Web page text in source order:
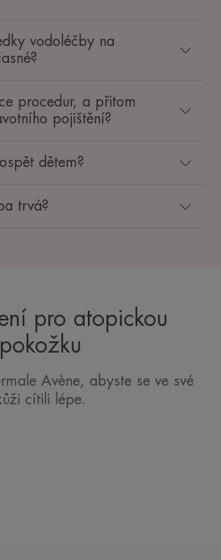
vodoléčby na
procedur, a přitom
pojištění?
dětem?
trvá?
pro atopickou
pokožku
Avène, abyste se ve své
cítili lépe.